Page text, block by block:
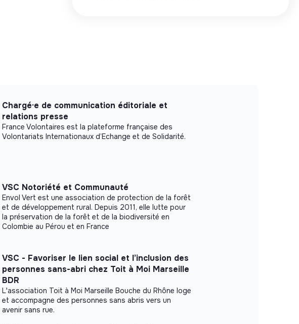
clients
Chargé·e de communication éditoriale et
relations presse
France Volontaires est la plateforme française des
Volontariats Internationaux d’Echange et de Solidarité.
VSC Notoriété et Communauté
Envol Vert est une association de protection de la forêt
et de développement rural. Depuis 2011, elle lutte pour
la préservation de la forêt et de la biodiversité en
Colombie au Pérou et en France
VSC - Favoriser le lien social et l’inclusion des
personnes sans-abri chez Toit à Moi Marseille
BDR
L'association Toit à Moi Marseille Bouche du Rhône loge
et accompagne des personnes sans abris vers un
avenir sans rue.